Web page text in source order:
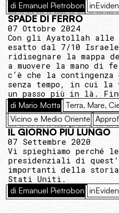
di Emanuel Pietrobon
SPADE DI FERRO
07 Ottobre 2024
Con gli Ayatollah alle
esatto dal 7/10 Israele
ridisegnare la mappa
a muovere la mano di
c’è che la
senza tempo, in cui la
un passo più in là.
di Mario Motta Terra, Mare,
Vicino e Medio Oriente
IL GIORNO PIÙ LUNGO
07 Settembre 2020
Vi spieghiamo perché
presidenziali di
importanti della
Stati Uniti.
di Emanuel Pietrobon